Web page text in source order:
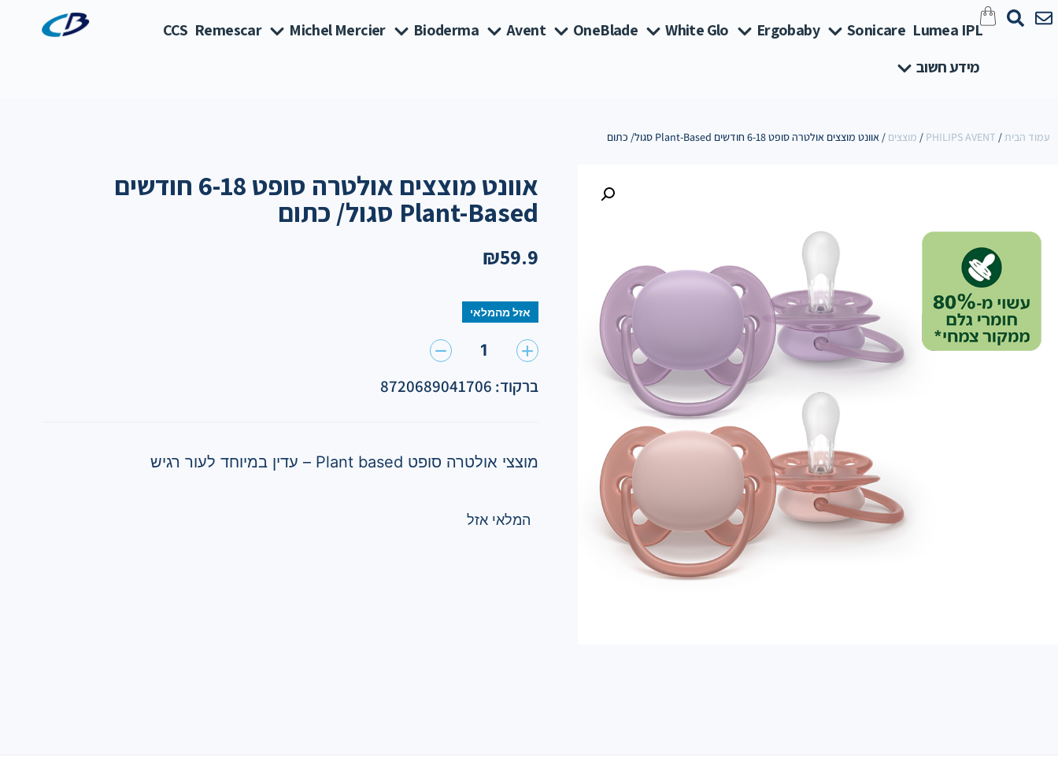
Lumea IPL
Sonicare
Ergobaby
White Glo
OneBlade
Avent
Bioderma
Michel Mercier
Remescar
CCS
מידע חשוב
עמוד הבית/
PHILIPS AVENT
/ מוצצים / אוונט מוצצים אולטרה סופט 6-18 חודשים Plant-Based סגול/ כתום
אוונט מוצצים אולטרה סופט 6-18 חודשים
Plant-Based סגול/ כתום
₪59.9
אזל מהמלאי
1
ברקוד: 8720689041706
מוצצי אולטרה סופט Plant based – עדין במיוחד לעור רגיש
המלאי אזל